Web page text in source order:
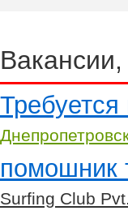
помошник
Surfing Club